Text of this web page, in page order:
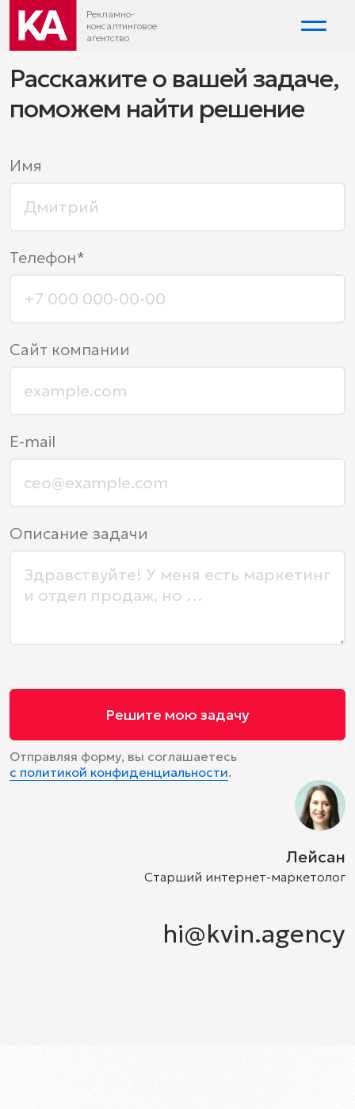
Рекламно-
консалтинговое
агентство
Расскажите о вашей задаче,
поможем найти решение
Описание задачи
Имя
Телефон*
Сайт компании
E-mail
Решите мою задачу
Отправляя форму, вы соглашаетесь
с политикой конфиденциальности.
Лейсан
Старший интернет-маркетолог
hi@kvin.agency